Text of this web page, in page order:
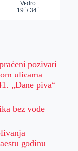
pozivari
ulicama
„Dane piva“
bez vode
godinu